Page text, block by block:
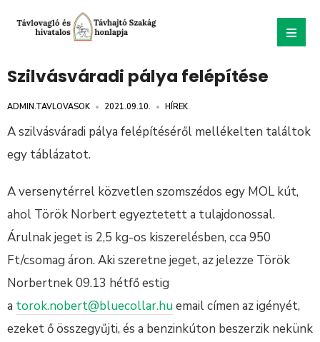
Szilvásváradi pálya felépítése
ADMIN.TAVLOVASOK • 2021.09.10. • HÍREK
A szilvásváradi pálya felépítéséről mellékelten találtok
egy táblázatot.
A versenytérrel közvetlen szomszédos egy MOL kút,
ahol Török Norbert egyeztetett a tulajdonossal.
Árulnak jeget is 2,5 kg-os kiszerelésben, cca 950
Ft/csomag áron. Aki szeretne jeget, az jelezze Török
Norbertnek 09.13 hétfő estig
a torok.nobert@bluecollar.huemail címen az igényét,
ezeket ő összegyűjti, és a benzinkúton beszerzik nekünk